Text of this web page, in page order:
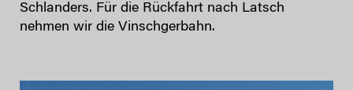
Schlanders. Für die Rückfahrt nach Latsch
nehmen wir die Vinschgerbahn.